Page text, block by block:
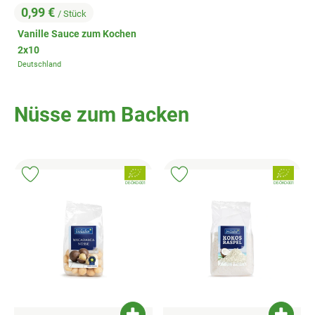
, Preis:
0,99 € / Stück
Vanille Sauce zum Kochen
2x10
, Herkunft:
Deutschland
Nüsse zum Backen
, Verband:
, Kontrollstelle:
DE-ÖKO-001
Produkt zu Favouriten hinzufügen
, Verband:
, Kontrollstelle:
DE-ÖKO-001
Produkt zu Favouriten hinzufügen